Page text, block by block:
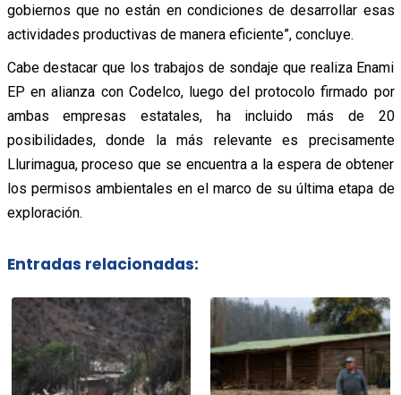
gobiernos que no están en condiciones de desarrollar esas
actividades productivas de manera eficiente”, concluye.
Cabe destacar que los trabajos de sondaje que realiza Enami
EP en alianza con Codelco, luego del protocolo firmado por
ambas empresas estatales, ha incluido más de 20
posibilidades, donde la más relevante es precisamente
Llurimagua, proceso que se encuentra a la espera de obtener
los permisos ambientales en el marco de su última etapa de
exploración.
Entradas relacionadas: